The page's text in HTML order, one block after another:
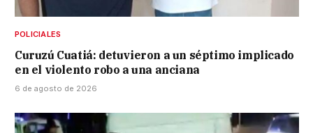
POLICIALES
Curuzú Cuatiá: detuvieron a un séptimo implicado
en el violento robo a una anciana
6 de agosto de 2026